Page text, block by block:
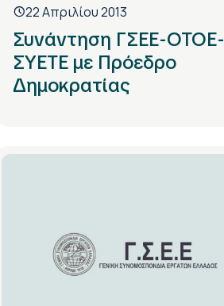
22 Απριλίου 2013
Συνάντηση ΓΣΕΕ-ΟΤΟΕ-
ΣΥΕΤΕ με Πρόεδρο
Δημοκρατίας